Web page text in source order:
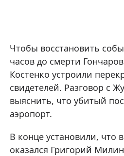
Чтобы восстановить
часов до смерти
Костенко устроили
свидетелей. Разговор с
выяснить, что убитый
аэропорт.
В конце установили, что
оказался Григорий